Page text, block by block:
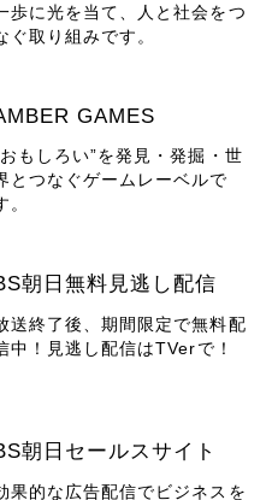
歩に光を当て、人と社会をつ
ぐ取り組みです。
GAMES
もしろい”を発見・発掘・世
とつなぐゲームレーベルで
。
朝日無料見逃し配信
送終了後、期間限定で無料配
中！見逃し配信はTVerで！
朝日セールスサイト
果的な広告配信でビジネスを